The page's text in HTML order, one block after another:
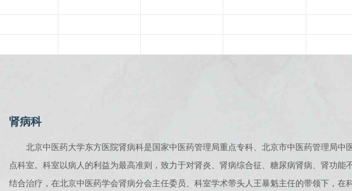
肾病科
北京中医药大学东方医院肾病科是国家中医药管理局重点专科、北京市中医药管理局中
点科室。科室以病人的利益为最高准则，致力于对肾炎、肾病综合征、糖尿病肾病、肾功能
结合治疗，在北京中医药学会肾病分会主任委员、科室学术带头人王暴魁主任的带领下，在